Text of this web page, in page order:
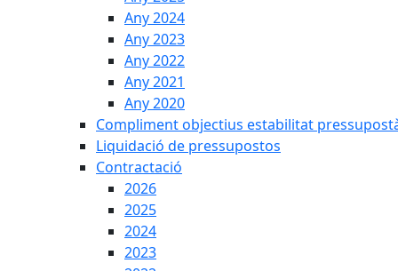
Any 2024
Any 2023
Any 2022
Any 2021
Any 2020
Compliment objectius estabilitat
Liquidació de pressupostos
Contractació
2026
2025
2024
2023